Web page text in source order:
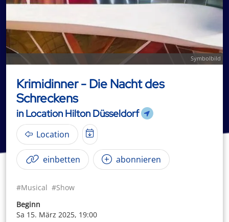
Symbolbild
Krimidinner - Die Nacht des
Schreckens
in Location Hilton Düsseldorf
Location
einbetten abonnieren
#Musical #Show
Beginn
Sa 15. März 2025, 19:00